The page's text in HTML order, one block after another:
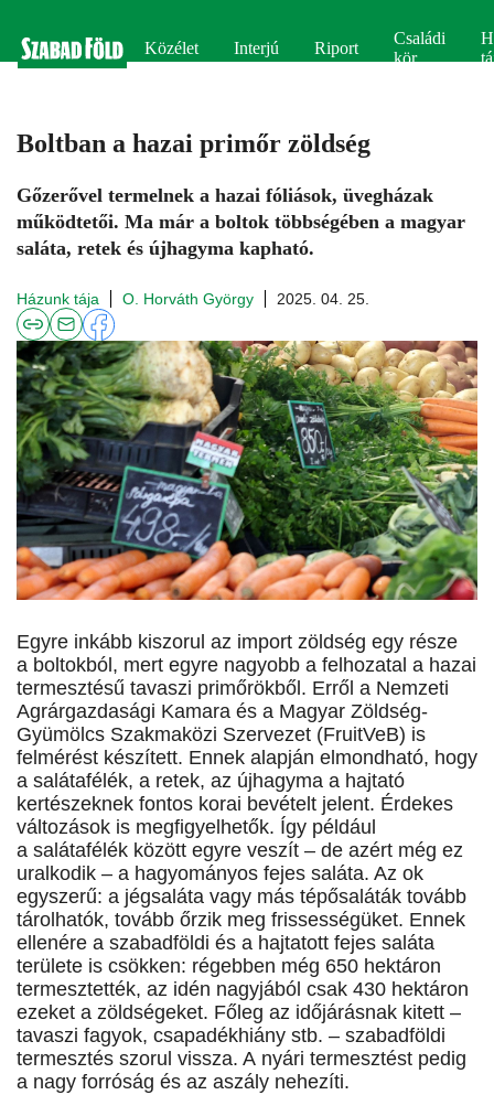
Közélet Interjú Riport
Családi
kör
Boltban a hazai primőr zöldség
Gőzerővel termelnek a hazai fóliá­sok, üvegházak
működtetői. Ma már a boltok többségében a magyar
saláta, retek és újhagyma kapható.
Házunk tája O. Horváth György 2025. 04. 25.
Egyre inkább kiszorul az import zöldség egy része
a boltokból, mert egyre nagyobb a felhozatal a hazai
termesztésű tavaszi primőrökből. Erről a Nemzeti
Agrárgazdasági Kamara és a Magyar Zöldség-
Gyümölcs Szakmaközi Szervezet (FruitVeB) is
felmérést készített. Ennek alapján elmondható, hogy
a salátafélék, a retek, az újhagyma a hajtató
kertészeknek fontos korai bevételt jelent. Érdekes
változások is megfigyelhetők. Így például
a salátafélék között egyre veszít – de azért még ez
uralkodik – a hagyományos fejes saláta. Az ok
egyszerű: a jégsaláta vagy más tépősaláták tovább
tárolhatók, tovább őrzik meg frissességüket. Ennek
ellenére a szabadföldi és a hajtatott fejes saláta
területe is csökken: régebben még 650 hektáron
termesztették, az idén nagyjából csak 430 hektáron
ezeket a zöldségeket. Főleg az időjárásnak kitett –
tavaszi fagyok, csapadékhiány stb. – szabadföldi
termesztés szorul vissza. A nyári termesztést pedig
a nagy forróság és az aszály nehezíti.